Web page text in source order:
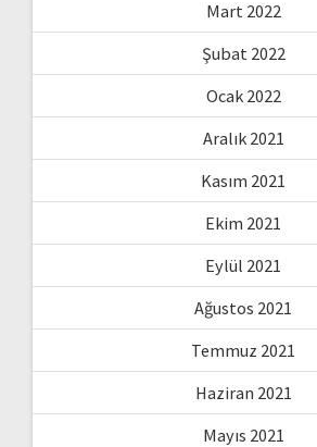
Mart 2022
Şubat 2022
Ocak 2022
Aralık 2021
Kasım 2021
Ekim 2021
Eylül 2021
Ağustos 2021
Temmuz 2021
Haziran 2021
Mayıs 2021